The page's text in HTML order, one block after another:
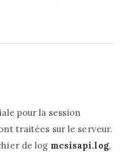
pour la session
traitées sur le serveur.
de log mcsisapi.log,